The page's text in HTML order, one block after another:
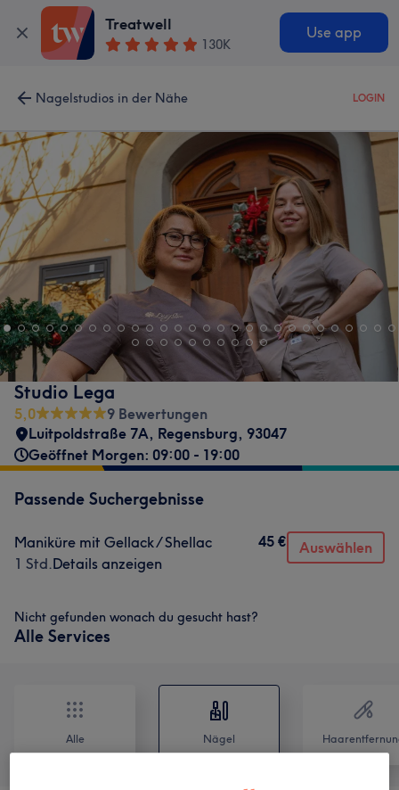
Treatwell
130K
Use app
Nagelstudios in der Nähe LOGIN
Studio Lega
5,0
9 Bewertungen
Luitpoldstraße 7A, Regensburg, 93047
Geöffnet Morgen: 09:00 - 19:00
Passende Suchergebnisse
Maniküre mit Gellack / Shellac
1 Std.Details anzeigen
45 € Auswählen
Nicht gefunden wonach du gesucht hast?
Alle Services
Alle Nägel